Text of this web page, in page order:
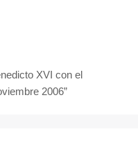
XVI con el
2006”